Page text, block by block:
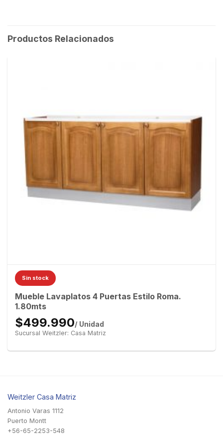
Productos Relacionados
Sin stock
Mueble Lavaplatos 4 Puertas Estilo Roma.
1.80mts
$499.990/ Unidad
Sucursal Weitzler: Casa Matriz
Weitzler Casa Matriz
Antonio Varas 1112
Puerto Montt
+56-65-2253-548